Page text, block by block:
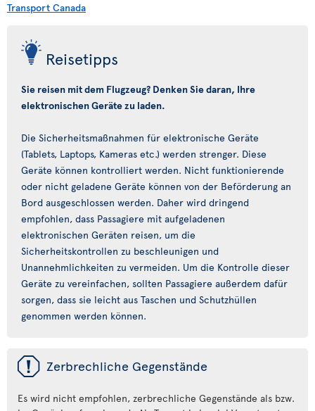
Transport Canada
Reisetipps
Sie reisen mit dem Flugzeug? Denken Sie daran, Ihre
elektronischen Geräte zu laden.
Die Sicherheitsmaßnahmen für elektronische Geräte
(Tablets, Laptops, Kameras etc.) werden strenger. Diese
Geräte können kontrolliert werden. Nicht funktionierende
oder nicht geladene Geräte können von der Beförderung an
Bord ausgeschlossen werden. Daher wird dringend
empfohlen, dass Passagiere mit aufgeladenen
elektronischen Geräten reisen, um die
Sicherheitskontrollen zu beschleunigen und
Unannehmlichkeiten zu vermeiden. Um die Kontrolle dieser
Geräte zu vereinfachen, sollten Passagiere außerdem dafür
sorgen, dass sie leicht aus Taschen und Schutzhüllen
genommen werden können.
ü Zerbrechliche Gegenstände
Es wird nicht empfohlen, zerbrechliche Gegenstände als bzw.